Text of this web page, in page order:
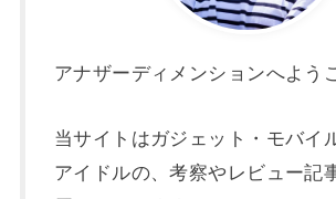
アナザーディメンションへよう
当サイトはガジェット・モバイ
アイドルの、考察やレビュー記